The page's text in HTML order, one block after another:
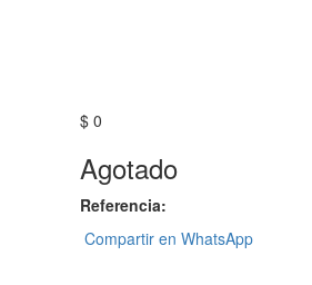
$ 0
Agotado
Referencia:
Compartir en WhatsApp